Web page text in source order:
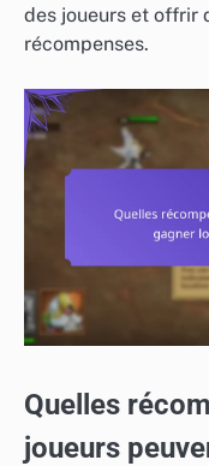
des joueurs et offrir
récompenses.
Quelles
joueurs